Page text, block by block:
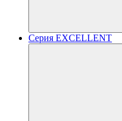
Серия EXCELLENT